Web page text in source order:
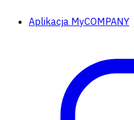
Aplikacja MyCOMPANY